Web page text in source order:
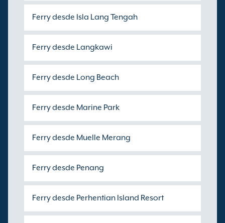
Ferry desde Isla Lang Tengah
Ferry desde Langkawi
Ferry desde Long Beach
Ferry desde Marine Park
Ferry desde Muelle Merang
Ferry desde Penang
Ferry desde Perhentian Island Resort